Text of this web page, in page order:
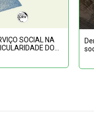
SOCIAL NA
DO